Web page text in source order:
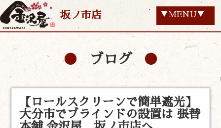
坂ノ市店 ▼MENU▼
ブログ
【ロールスクリーンで簡単遮光】
大分市でブラインドの設置は 張替